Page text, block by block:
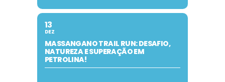
13
DEZ
MASSANGANO TRAIL RUN: DESAFIO,
NATUREZA E SUPERAÇÃO EM
PETROLINA!